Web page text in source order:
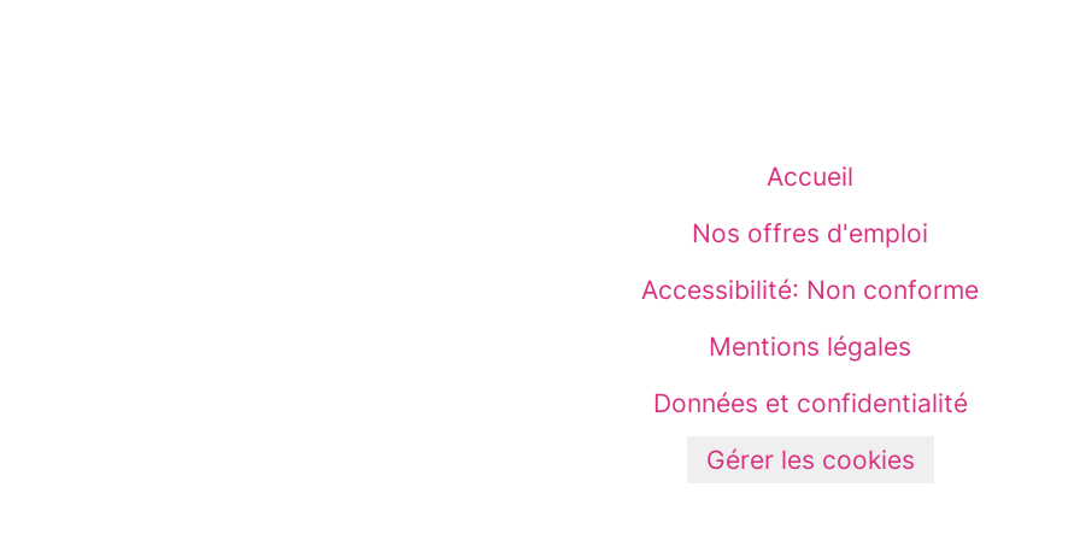
Accueil
Nos offres d'emploi
Accessibilité: Non conforme
Mentions légales
Données et confidentialité
Gérer les cookies